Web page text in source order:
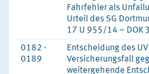
Fahrfehler als
Urteil des SG
17 U 955/14 – DOK
0182 -
0189
Entscheidung des
Versicherungsfall
weitergehende